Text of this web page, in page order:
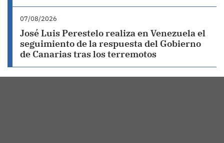
07/08/2026
José Luis Perestelo realiza en Venezuela el
seguimiento de la respuesta del Gobierno
de Canarias tras los terremotos